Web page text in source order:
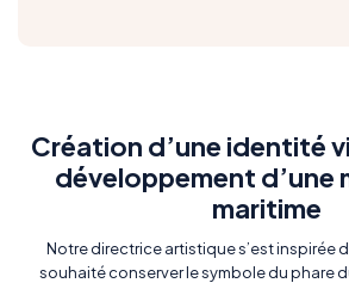
Création d’une identité
développement d’une
maritime
Notre directrice artistique s’est inspirée
souhaité conserver le symbole du phare